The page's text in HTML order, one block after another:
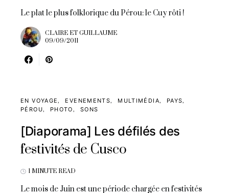
Le plat le plus folklorique du Pérou: le Cuy rôti !
CLAIRE ET GUILLAUME
09/09/2011
EN VOYAGE EVENEMENTS MULTIMÉDIA
PAYS
PÉROU
PHOTO SONS
[Diaporama] Les défilés des
festivités de Cusco
1 MINUTE READ
Le mois de Juin est une période chargée en festivités